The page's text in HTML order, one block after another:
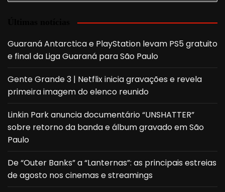
Guaraná Antarctica e PlayStation levam PS5 gratuito
e final da Liga Guaraná para São Paulo
Gente Grande 3 | Netflix inicia gravações e revela
primeira imagem do elenco reunido
Linkin Park anuncia documentário “UNSHATTER”
sobre retorno da banda e álbum gravado em São
Paulo
De “Outer Banks” a “Lanternas”: as principais estreias
de agosto nos cinemas e streamings